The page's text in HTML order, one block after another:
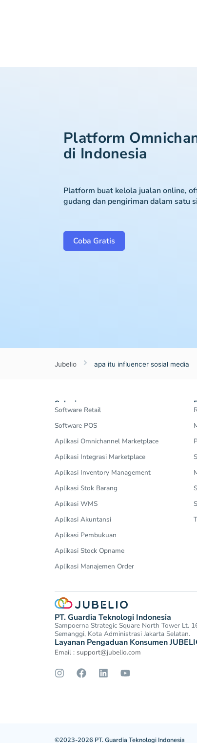
Platform
di Indonesia
Platform buat kelola jualan online,
gudang dan pengiriman dalam satu
Coba Gratis
Jubelio apa itu influencer sosial media
Solusi
Software Retail
Software POS
Aplikasi Omnichannel Marketplace
Aplikasi Integrasi Marketplace
Aplikasi Inventory Management
Aplikasi Stok Barang
Aplikasi WMS
Aplikasi Akuntansi
Aplikasi Pembukuan
Aplikasi Stock Opname
Aplikasi Manajemen Order
PT. Guardia Teknologi Indonesia
Sampoerna Strategic Square North Tower Lt.
Semanggi, Kota Administrasi Jakarta Selatan.
Layanan Pengaduan Konsumen
Email : support@jubelio.com
©2023-2026 PT. Guardia Teknologi Indonesia